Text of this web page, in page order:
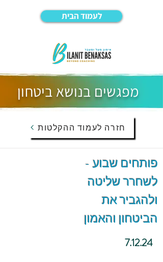
לעמוד הבית
חזרה לעמוד ההקלטות
פותחים שבוע -
לשחרר שליטה
ולהגביר את
הביטחון והאמון
7.12.24